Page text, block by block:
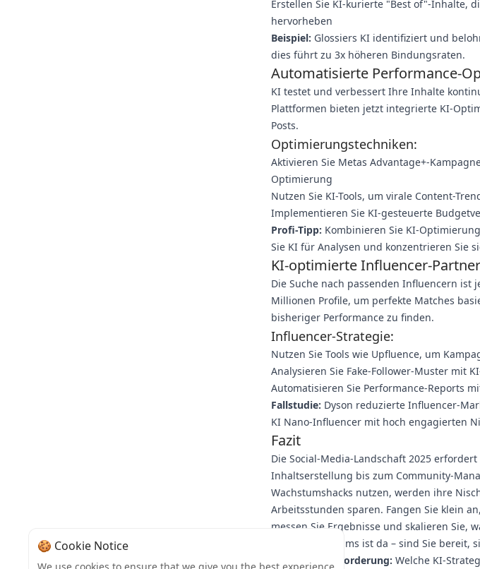
Erstellen Sie KI-kurierte "Best of"-Inhalte,
hervorheben
Beispiel: Glossiers KI identifiziert und
dies führt zu 3x höheren Bindungsraten.
Automatisierte Performance-
KI testet und verbessert Ihre Inhalte
Plattformen bieten jetzt integrierte KI-
Posts.
Optimierungstechniken:
Aktivieren Sie Metas Advantage+-
Optimierung
Nutzen Sie KI-Tools, um virale Content-
Implementieren Sie KI-gesteuerte
Profi-Tipp: Kombinieren Sie KI-
Sie KI für Analysen und konzentrieren Sie
KI-optimierte Influencer-
Die Suche nach passenden Influencern ist
Millionen Profile, um perfekte Matches
bisheriger Performance zu finden.
Influencer-Strategie:
Nutzen Sie Tools wie Upfluence, um
Analysieren Sie Fake-Follower-Muster mit
Automatisieren Sie Performance-Reports
Fallstudie: Dyson reduzierte Influencer-
KI Nano-Influencer mit hoch engagierten
Fazit
Die Social-Media-Landschaft 2025
Inhaltserstellung bis zum Community-
Wachstumshacks nutzen, werden ihre
Arbeitsstunden sparen. Fangen Sie klein
messen Sie Ergebnisse und skalieren Sie,
Media-Wachstums ist da – sind Sie bereit,
Handlungsaufforderung: Welche KI-
🍪 Cookie Notice